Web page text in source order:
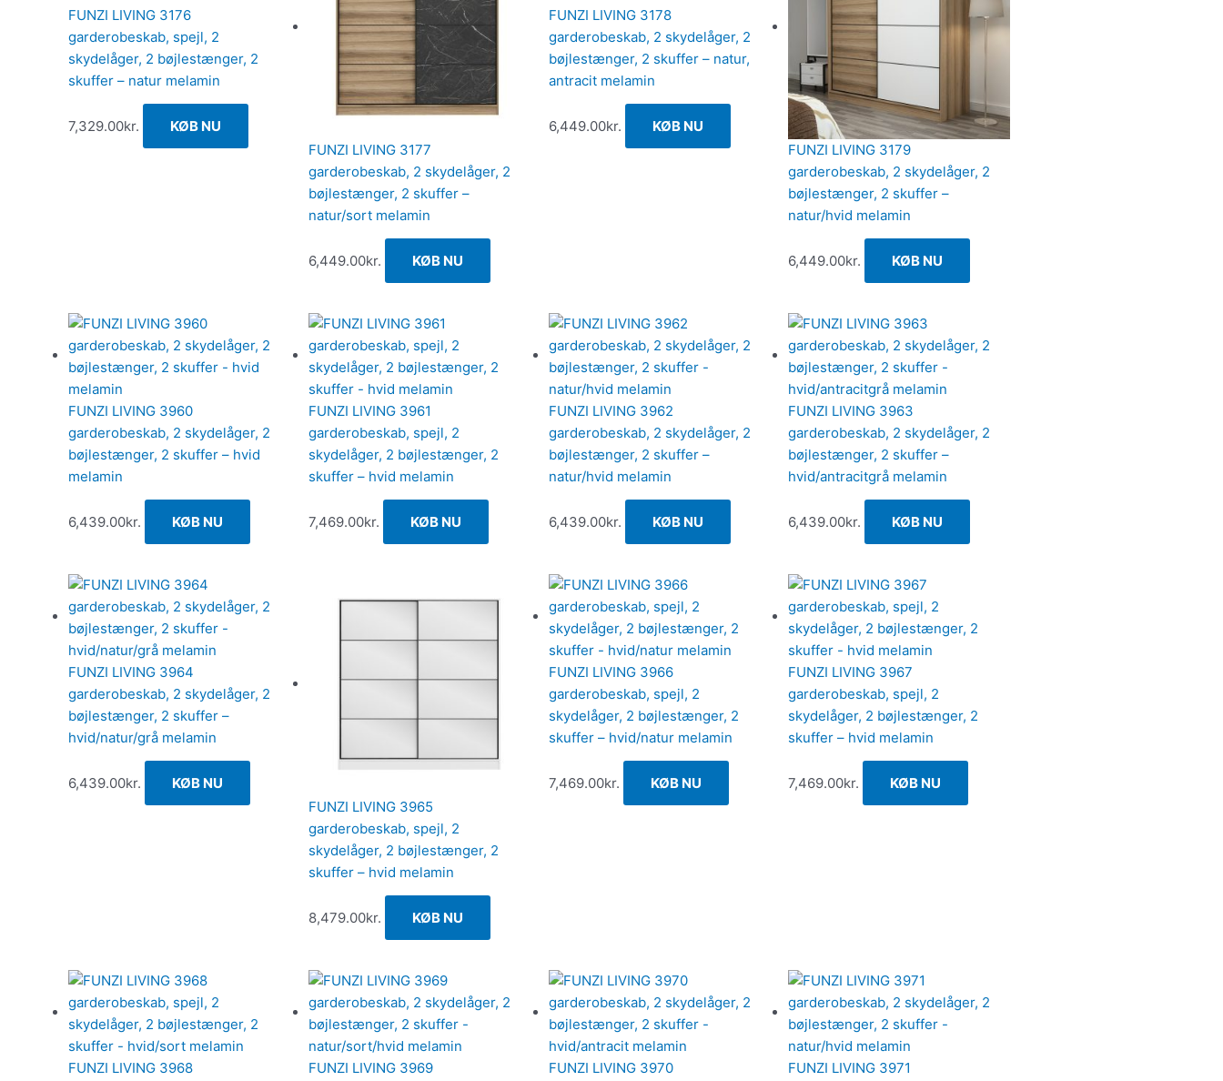
FUNZI LIVING 3176
garderobeskab, spejl, 2
skydelåger, 2 bøjlestænger, 2
skuffer – natur melamin
7,329.00kr.
KØB NU
FUNZI LIVING 3177
garderobeskab, 2 skydelåger, 2
bøjlestænger, 2 skuffer –
natur/sort melamin
6,449.00kr. KØB NU
FUNZI LIVING 3178
garderobeskab, 2 skydelåger, 2
bøjlestænger, 2 skuffer – natur,
antracit melamin
6,449.00kr.
KØB NU
FUNZI LIVING 3179
garderobeskab, 2 skydelåger, 2
bøjlestænger, 2 skuffer –
natur/hvid melamin
6,449.00kr. KØB NU
FUNZI LIVING 3960
garderobeskab, 2 skydelåger, 2
bøjlestænger, 2 skuffer – hvid
melamin
6,439.00kr. KØB NU
FUNZI LIVING 3961
garderobeskab, spejl, 2
skydelåger, 2 bøjlestænger, 2
skuffer – hvid melamin
7,469.00kr. KØB NU
FUNZI LIVING 3962
garderobeskab, 2 skydelåger, 2
bøjlestænger, 2 skuffer –
natur/hvid melamin
6,439.00kr. KØB NU
FUNZI LIVING 3963
garderobeskab, 2 skydelåger, 2
bøjlestænger, 2 skuffer –
hvid/antracitgrå melamin
6,439.00kr. KØB NU
FUNZI LIVING 3964
garderobeskab, 2 skydelåger, 2
bøjlestænger, 2 skuffer –
hvid/natur/grå melamin
6,439.00kr.
KØB NU
FUNZI LIVING 3965
garderobeskab, spejl, 2
skydelåger, 2 bøjlestænger, 2
skuffer – hvid melamin
8,479.00kr. KØB NU
FUNZI LIVING 3966
garderobeskab, spejl, 2
skydelåger, 2 bøjlestænger, 2
skuffer – hvid/natur melamin
7,469.00kr. KØB NU
FUNZI LIVING 3967
garderobeskab, spejl, 2
skydelåger, 2 bøjlestænger, 2
skuffer – hvid melamin
7,469.00kr. KØB NU
FUNZI LIVING 3968
FUNZI LIVING 3969
FUNZI LIVING 3970
FUNZI LIVING 3971